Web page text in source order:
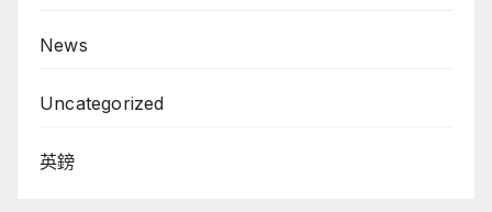
News
Uncategorized
英鎊